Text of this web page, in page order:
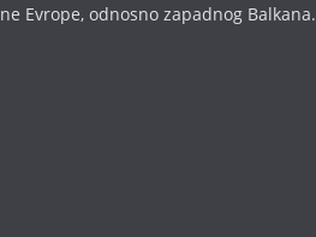
Evrope, odnosno zapadnog Balkana.